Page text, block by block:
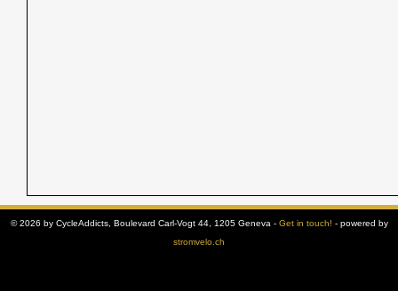
© 2026 by CycleAddicts, Boulevard Carl-Vogt 44, 1205 Geneva - Get in touch! - powered by
stromvelo.ch